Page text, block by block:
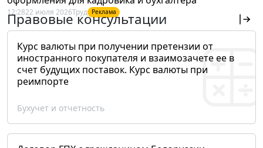
12:2822 июля 2026Труд Реклама
Правовые консультации
Курс валюты при получении претензии от
иностранного покупателя и взаимозачете ее в
счет будущих поставок. Курс валюты при
реимпорте
Бухучет и отчетность